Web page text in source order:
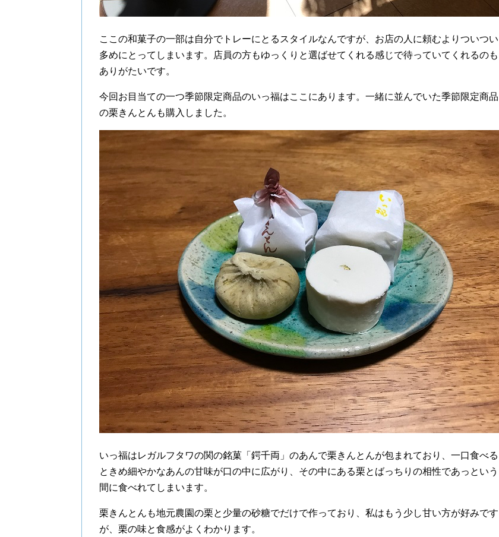
ここの和菓子の一部は自分でトレーにとるスタイルなんですが、お店の人に頼むよりついつい
多めにとってしまいます。店員の方もゆっくりと選ばせてくれる感じで待っていてくれるのも
ありがたいです。
今回お目当ての一つ季節限定商品のいっ福はここにあります。一緒に並んでいた季節限定商品
の栗きんとんも購入しました。
いっ福はレガルフタワの関の銘菓「鍔千両」のあんで栗きんとんが包まれており、一口食べる
ときめ細やかなあんの甘味が口の中に広がり、その中にある栗とばっちりの相性であっという
間に食べれてしまいます。
栗きんとんも地元農園の栗と少量の砂糖でだけで作っており、私はもう少し甘い方が好みです
が、栗の味と食感がよくわかります。